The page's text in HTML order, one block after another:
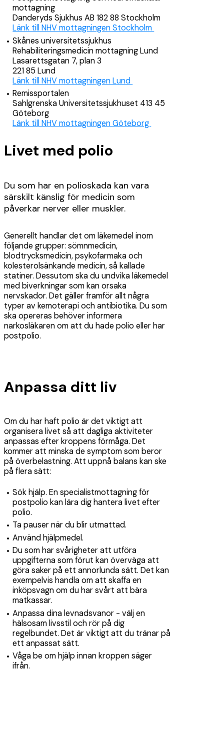
mottagning
Danderyds Sjukhus AB 182 88 Stockholm
Länk till NHV mottagningen Stockholm
Skånes universitetssjukhus
Rehabiliteringsmedicin mottagning Lund
Lasarettsgatan 7, plan 3
221 85 Lund
Länk till NHV mottagningen Lund
Remissportalen
Sahlgrenska Universitetssjukhuset 413 45
Göteborg
Länk till NHV mottagningen Göteborg
Livet med polio
Du som har en polioskada kan vara
särskilt känslig för medicin som
påverkar nerver eller muskler.
Generellt handlar det om läkemedel inom
följande grupper: sömnmedicin,
blodtrycksmedicin, psykofarmaka och
kolesterolsänkande medicin, så kallade
statiner. Dessutom ska du undvika läkemedel
med biverkningar som kan orsaka
nervskador. Det gäller framför allt några
typer av kemoterapi och antibiotika. Du som
ska opereras behöver informera
narkosläkaren om att du hade polio eller har
postpolio.
Anpassa ditt liv
Om du har haft polio är det viktigt att
organisera livet så att dagliga aktiviteter
anpassas efter kroppens förmåga. Det
kommer att minska de symptom som beror
på överbelastning. Att uppnå balans kan ske
på flera sätt:
Sök hjälp. En specialistmottagning för
postpolio kan lära dig hantera livet efter
polio.
Ta pauser när du blir utmattad.
Använd hjälpmedel.
Du som har svårigheter att utföra
uppgifterna som förut kan överväga att
göra saker på ett annorlunda sätt. Det kan
exempelvis handla om att skaffa en
inköpsvagn om du har svårt att bära
matkassar.
Anpassa dina levnadsvanor - välj en
hälsosam livsstil och rör på dig
regelbundet. Det är viktigt att du tränar på
ett anpassat sätt.
Våga be om hjälp innan kroppen säger
ifrån.